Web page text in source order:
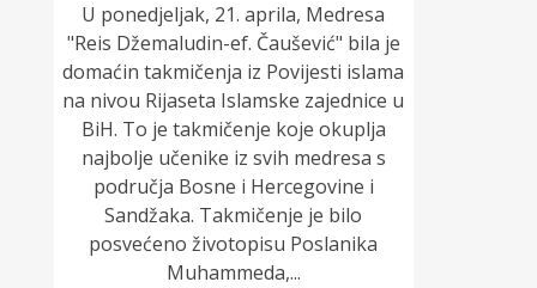
U ponedjeljak, 21. aprila, Medresa
"Reis Džemaludin-ef. Čaušević" bila je
domaćin takmičenja iz Povijesti islama
na nivou Rijaseta Islamske zajednice u
BiH. To je takmičenje koje okuplja
najbolje učenike iz svih medresa s
područja Bosne i Hercegovine i
Sandžaka. Takmičenje je bilo
posvećeno životopisu Poslanika
Muhammeda,...